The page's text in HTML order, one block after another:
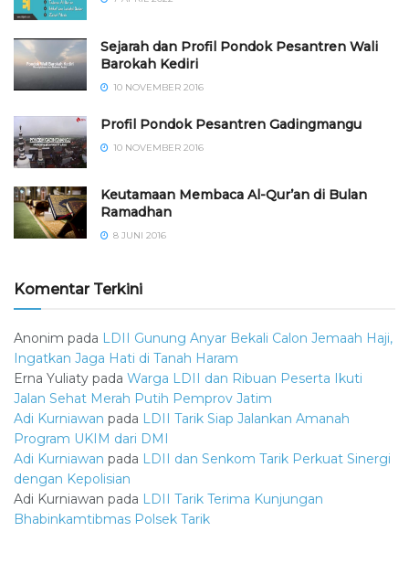
Sejarah dan Profil Pondok Pesantren Wali
Barokah Kediri
10 NOVEMBER 2016
⁠⁠⁠Profil Pondok Pesantren Gadingmangu
10 NOVEMBER 2016
Keutamaan Membaca Al-Qur’an di Bulan
Ramadhan
8 JUNI 2016
Komentar Terkini
Anonim pada LDII Gunung Anyar Bekali Calon Jemaah Haji,
Ingatkan Jaga Hati di Tanah Haram
Erna Yuliaty pada Warga LDII dan Ribuan Peserta Ikuti
Jalan Sehat Merah Putih Pemprov Jatim
Adi Kurniawan pada LDII Tarik Siap Jalankan Amanah
Program UKIM dari DMI
Adi Kurniawan pada LDII dan Senkom Tarik Perkuat Sinergi
dengan Kepolisian
Adi Kurniawan pada LDII Tarik Terima Kunjungan
Bhabinkamtibmas Polsek Tarik